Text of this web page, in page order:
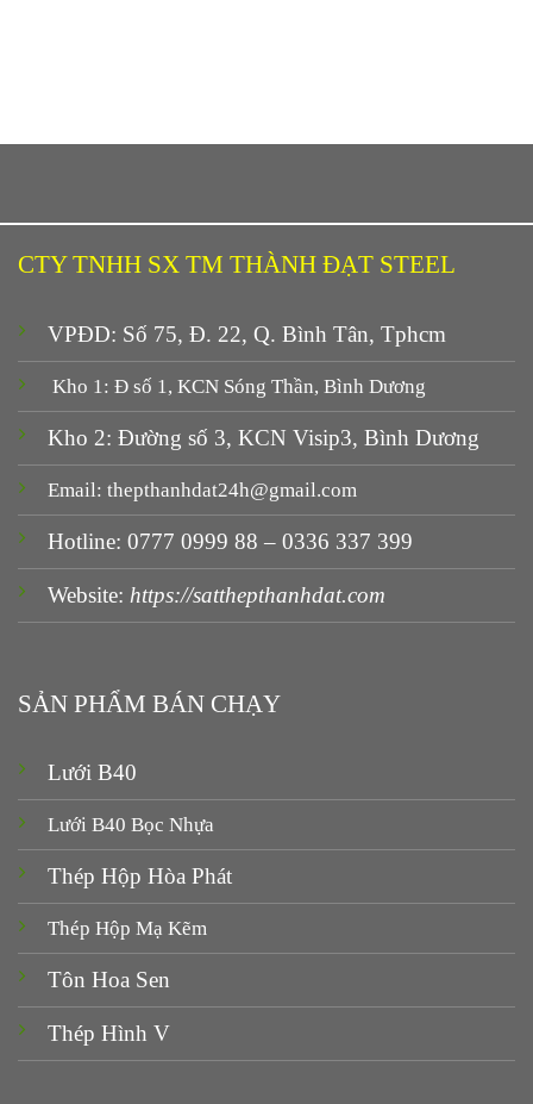
CTY TNHH SX TM THÀNH ĐẠT STEEL
VPĐD: Số 75, Đ. 22, Q. Bình Tân, Tphcm
Kho 1: Đ số 1, KCN Sóng Thần, Bình Dương
Kho 2: Đường số 3, KCN Visip3, Bình Dương
Email: thepthanhdat24h@gmail.com
Hotline: 0777 0999 88 – 0336 337 399
Website: https://satthepthanhdat.com
SẢN PHẨM BÁN CHẠY
Lưới B40
Lưới B40 Bọc Nhựa
Thép Hộp Hòa Phát
Thép Hộp Mạ Kẽm
Tôn Hoa Sen
Thép Hình V